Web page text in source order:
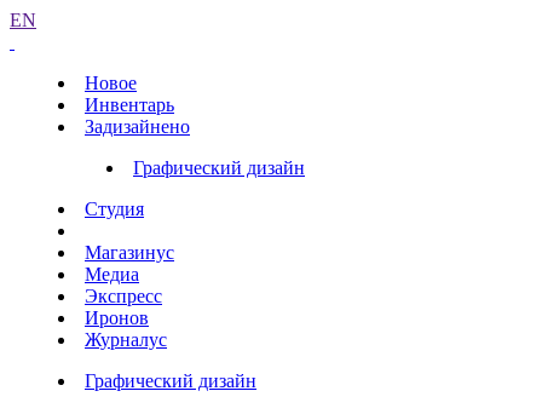
EN
Новое
Инвентарь
Задизайнено
Графический дизайн
Студия
Магазинус
Медиа
Экспресс
Иронов
Журналус
Графический дизайн